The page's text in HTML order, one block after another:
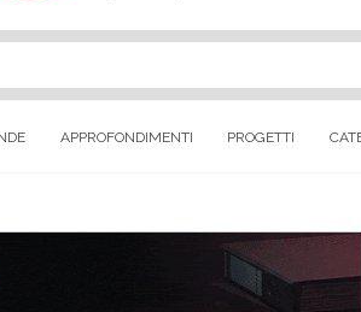
APPROFONDIMENTI PROGETTI